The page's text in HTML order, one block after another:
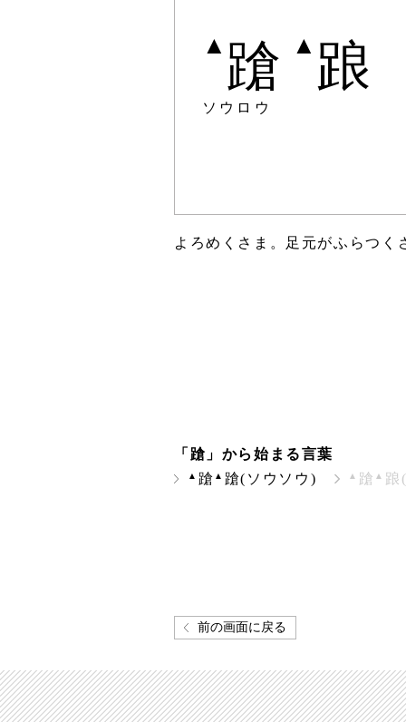
▲ 蹌 ▲ 踉
ソウロウ
よろめくさま。足元がふらつく
「蹌」から始まる言葉
▲ 蹌 ▲ 蹌(ソウソウ) ▲ 蹌 ▲ 踉
前の画面に戻る